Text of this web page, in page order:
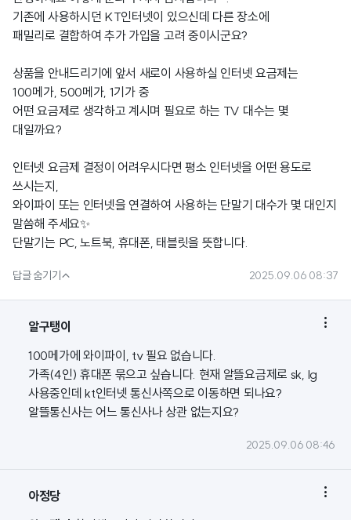
기존에 사용하시던 KT인터넷이 있으신데 다른 장소에
패밀리로 결합하여 추가 가입을 고려 중이시군요?
상품을 안내드리기에 앞서 새로이 사용하실 인터넷 요금제는
100메가, 500메가, 1기가 중
어떤 요금제로 생각하고 계시며 필요로 하는 TV 대수는 몇
대일까요?
인터넷 요금제 결정이 어려우시다면 평소 인터넷을 어떤 용도로
쓰시는지,
와이파이 또는 인터넷을 연결하여 사용하는 단말기 대수가 몇 대인지
말씀해 주세요✨
단말기는 PC, 노트북, 휴대폰, 태블릿을 뜻합니다.
답글 숨기기 2025.09.06 08:37
알구탱이 
100메가에 와이파이, tv 필요 없습니다.
가족(4인) 휴대폰 묶으고 싶습니다. 현재 알뜰요금제로 sk, lg
사용중인데 kt인터넷 통신사쪽으로 이동하면 되나요?
알뜰통신사는 어느 통신사나 상관 없는지요?
2025.09.06 08:46
아정당 